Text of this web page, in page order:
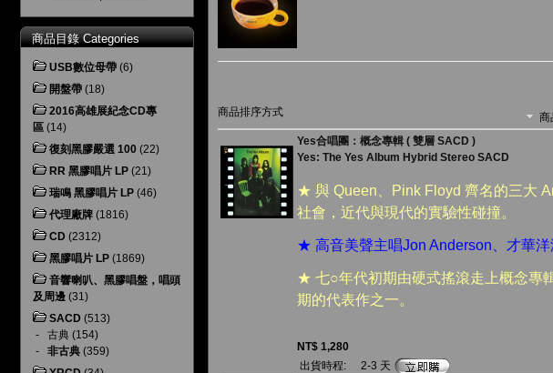
商品目錄 Categories
USB數位母帶 (6)
開盤帶 (18)
2016高雄展紀念CD專
區 (14)
復刻黑膠嚴選 100 (22)
RR 黑膠唱片 LP (21)
瑞鳴 黑膠唱片 LP (46)
代理廠牌 (1816)
CD (2312)
黑膠唱片 LP (1869)
音響喇叭、黑膠唱盤，唱頭
及周邊 (31)
SACD (513)
- 古典 (154)
- 非古典 (359)
商品排序方式 商
Yes合唱團：概念專輯 ( 雙層 SACD )
Yes: The Yes Album Hybrid Stereo SACD
★ 與 Queen、Pink Floyd 齊名的三大
社會，近代與現代的實驗性碰撞。
★ 高音美聲主唱Jon Anderson、才華
★ 七○年代初期由硬式搖滾走上概念專
期的代表作之一。
NT$ 1,280
出貨時程:
2-3 天